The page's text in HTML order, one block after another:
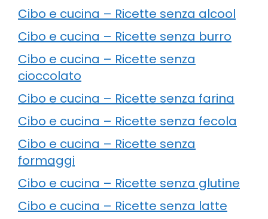
Cibo e cucina – Ricette senza alcool
Cibo e cucina – Ricette senza burro
Cibo e cucina – Ricette senza
cioccolato
Cibo e cucina – Ricette senza farina
Cibo e cucina – Ricette senza fecola
Cibo e cucina – Ricette senza
formaggi
Cibo e cucina – Ricette senza glutine
Cibo e cucina – Ricette senza latte